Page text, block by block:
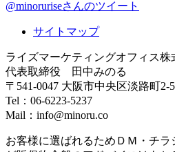
@minoruriseさんのツイート
サイトマップ
ライズマーケティングオフィス株
代表取締役 田中みのる
〒541-0047 大阪市中央区淡路町2-
Tel：06-6223-5237
Mail：info@minoru.co
お客様に選ばれるためＤＭ・チ